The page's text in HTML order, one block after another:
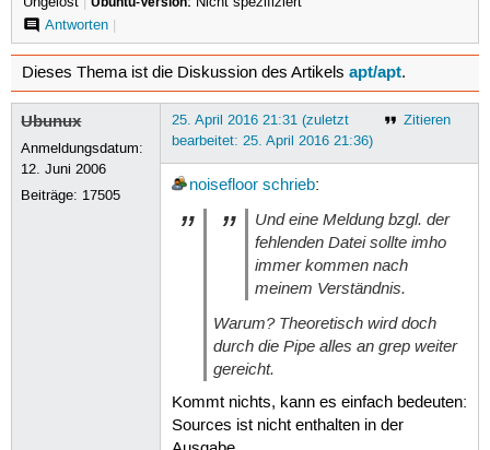
Antworten|
Dieses Thema ist die Diskussion des Artikels apt/apt.
Ubunux
Anmeldungsdatum:
12. Juni 2006
Beiträge: 17505
Zitieren
25. April 2016 21:31 (zuletzt
bearbeitet: 25. April 2016 21:36)
noisefloor schrieb:
Und eine Meldung bzgl. der
fehlenden Datei sollte imho
immer kommen nach
meinem Verständnis.
Warum? Theoretisch wird doch
durch die Pipe alles an grep weiter
gereicht.
Kommt nichts, kann es einfach bedeuten:
Sources ist nicht enthalten in der